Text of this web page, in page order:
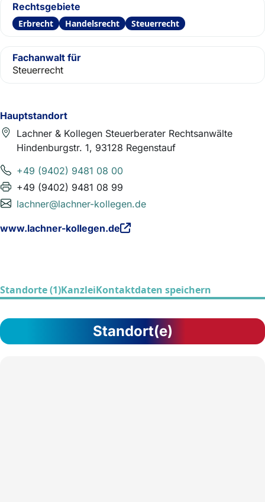
Hauptstandort
Lachner & Kollegen Steuerberater Rechtsanwälte
Hindenburgstr. 1, 93128 Regenstauf
+49 (9402) 9481 08 00
+49 (9402) 9481 08 99
lachner@lachner-kollegen.de
www.lachner-kollegen.de
Rechtsgebiete
Erbrecht Handelsrecht Steuerrecht
Fachanwalt für
Steuerrecht
Standorte (1)KanzleiKontaktdaten speichern
Standort(e)